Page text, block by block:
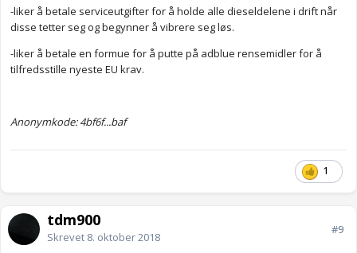
-liker å betale serviceutgifter for å holde alle dieseldelene i drift når
disse tetter seg og begynner å vibrere seg løs.
-liker å betale en formue for å putte på adblue rensemidler for å
tilfredsstille nyeste EU krav.
Anonymkode: 4bf6f...baf
1
tdm900
Skrevet 8. oktober 2018
#9